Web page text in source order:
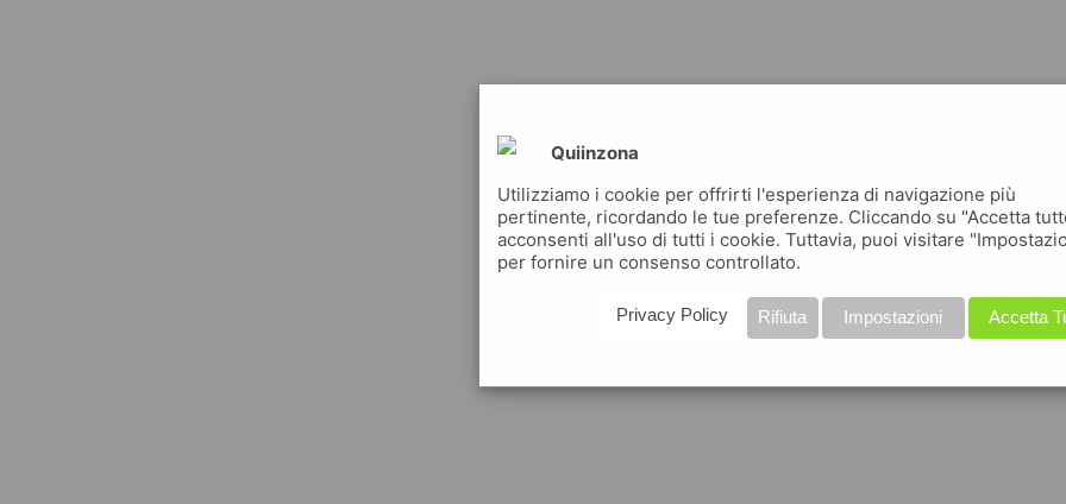
Quiinzona
Utilizziamo i cookie per offrirti l'esperienza di navigazione più
pertinente, ricordando le tue preferenze. Cliccando su "Accetta
acconsenti all'uso di tutti i cookie. Tuttavia, puoi visitare
per fornire un consenso controllato.
Accetta
Impostazioni
Rifiuta
Privacy Policy